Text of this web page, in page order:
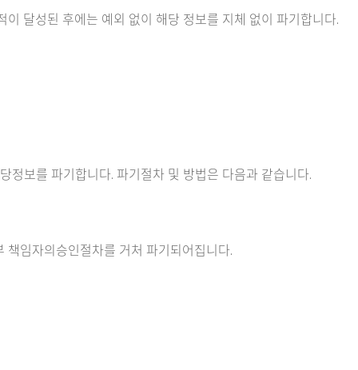
달성된 후에는 예외 없이 해당 정보를 지체 없이 파기합니다.
정보를 파기합니다. 파기절차 및 방법은 다음과 같습니다.
임자의승인절차를 거처 파기되어집니다.